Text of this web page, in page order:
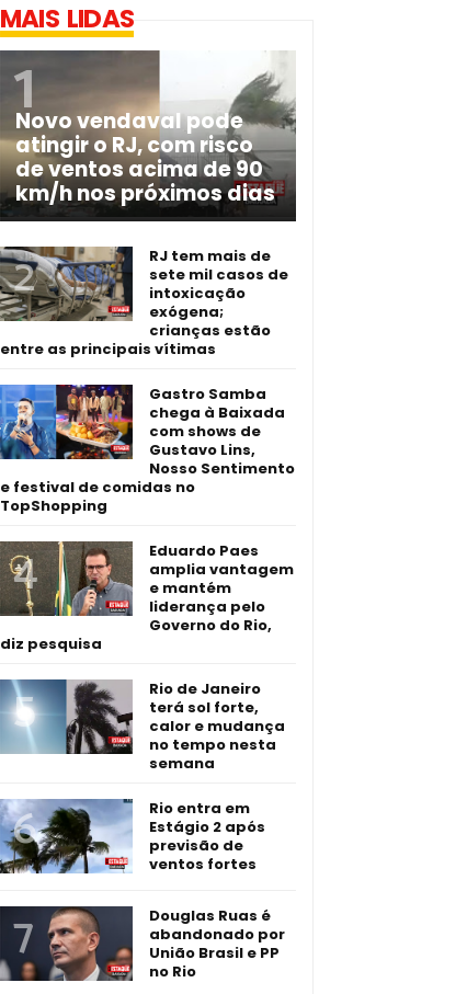
MAIS LIDAS
Novo vendaval pode
atingir o RJ, com risco
de ventos acima de 90
km/h nos próximos dias
RJ tem mais de
sete mil casos de
intoxicação
exógena;
crianças estão
entre as principais vítimas
Gastro Samba
chega à Baixada
com shows de
Gustavo Lins,
Nosso Sentimento
e festival de comidas no
TopShopping
Eduardo Paes
amplia vantagem
e mantém
liderança pelo
Governo do Rio,
diz pesquisa
Rio de Janeiro
terá sol forte,
calor e mudança
no tempo nesta
semana
Rio entra em
Estágio 2 após
previsão de
ventos fortes
Douglas Ruas é
abandonado por
União Brasil e PP
no Rio